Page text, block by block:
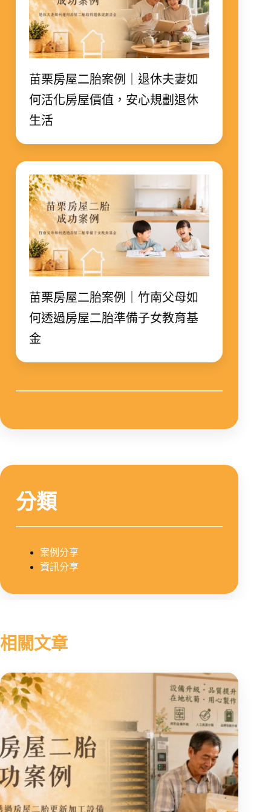
苗栗房屋二胎案例｜退休夫妻如
何活化房屋價值，安心規劃退休
生活
苗栗房屋二胎案例｜竹南父母如
何透過房屋二胎準備子女教育基
金
分類
案例分享
資訊分享
相關文章